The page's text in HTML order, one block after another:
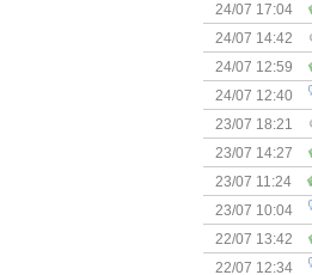
24/07 17:04
(Bordspellen)
24/07 14:42
Surprise
24/07 12:59
(Bordspellen)
24/07 12:40
23/07 18:21
start
23/07 14:27
(Bordspellen)
23/07 11:24
23/07 10:04
22/07 13:42
(Bordspellen)
22/07 12:34